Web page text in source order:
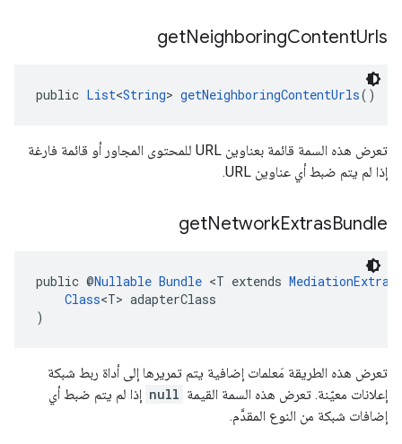
getNeighboringContentUrls
public List<String> getNeighboringContentUrls()
تعرض هذه السمة قائمة بعناوين URL للمحتوى المجاور أو قائمة فارغة
إذا لم يتم ضبط أي عناوين URL.
getNetworkExtrasBundle
public @Nullable Bundle <T extends
Class<T> adapterClass
)
تعرض هذه الطريقة مَعلمات إضافية يتم تمريرها إلى أداة ربط شبكة
إعلانات معيّنة. تعرض هذه السمة القيمة null إذا لم يتم ضبط أي
إضافات شبكة من النوع المقدَّم.